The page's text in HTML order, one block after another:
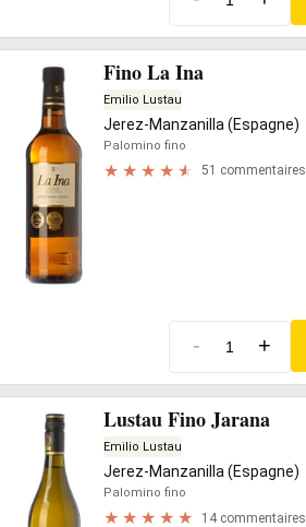
Fino La Ina
Emilio Lustau
Jerez-Manzanilla (Espagne)
Palomino fino
51 commentaires
- +
Lustau Fino Jarana
Emilio Lustau
Jerez-Manzanilla (Espagne)
Palomino fino
14 commentaires